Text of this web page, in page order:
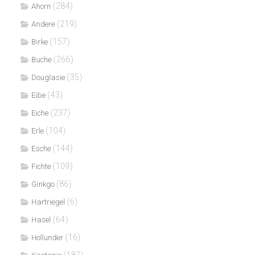
Ahorn (284)
Andere (219)
Birke (157)
Buche (266)
Douglasie (35)
Eibe (43)
Eiche (237)
Erle (104)
Esche (144)
Fichte (109)
Ginkgo (86)
Hartriegel (6)
Hasel (64)
Hollunder (16)